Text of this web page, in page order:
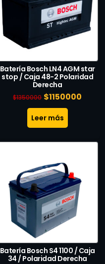
Batería Bosch LN4 AGM star
stop / Caja 48-2 Polaridad
Derecha
$1350000 $1150000
Leer más
Batería Bosch S4 1100 / Caja
34 / Polaridad Derecha